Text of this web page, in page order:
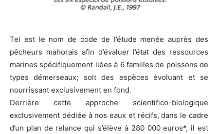
Tel est le nom de code de l’étude menée auprès des
pêcheurs mahorais afin d’évaluer l’état des ressources
marines spécifiquement liées à 6 familles de poissons de
types démerseaux; soit des espèces évoluant et se
nourrissant exclusivement en fond.
Derrière cette approche scientifico-biologique
exclusivement dédiée à nos eaux et récifs, dans le cadre
d’un plan de relance qui s’élève à 280 000 euros*, il est